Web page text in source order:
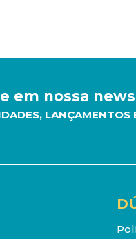
em nossa
LANÇAMENTOS